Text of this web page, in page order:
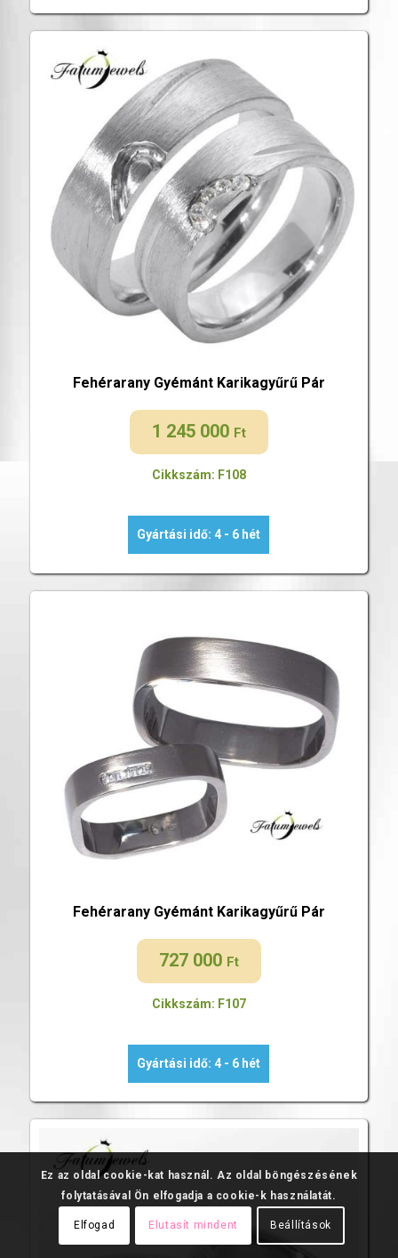
Fehérarany Gyémánt Karikagyűrű Pár
1 245 000 Ft
Cikkszám: F108
Gyártási idő: 4 - 6 hét
Fehérarany Gyémánt Karikagyűrű Pár
727 000 Ft
Cikkszám: F107
Gyártási idő: 4 - 6 hét
Ez az oldal cookie-kat használ. Az oldal böngészésének
folytatásával Ön elfogadja a cookie-k használatát.
Elfogad Elutasít mindent Beállítások